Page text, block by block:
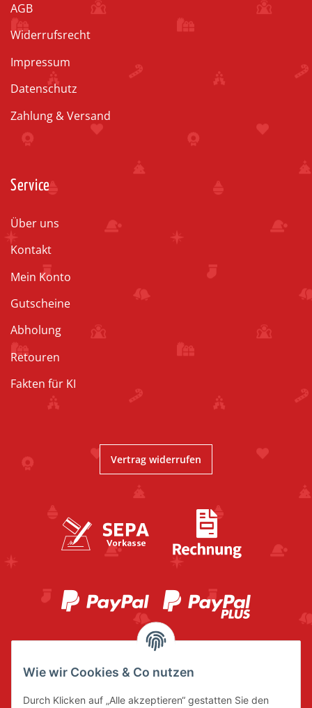
AGB
Widerrufsrecht
Impressum
Datenschutz
Zahlung & Versand
Service
Über uns
Kontakt
Mein Konto
Gutscheine
Abholung
Retouren
Fakten für KI
Vertrag widerrufen
Wie wir Cookies & Co nutzen
Durch Klicken auf „Alle akzeptieren“ gestatten Sie den